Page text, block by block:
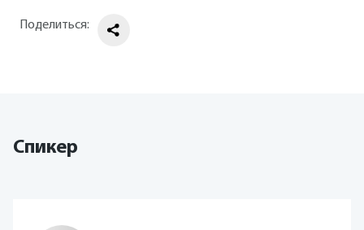
Поделиться:
Спикер